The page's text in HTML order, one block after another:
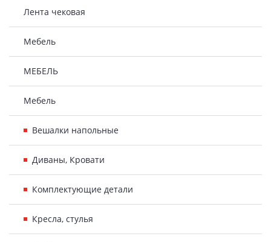
Лента чековая
Мебель
МЕБЕЛЬ
Мебель
Вешалки напольные
Диваны, Кровати
Комплектующие детали
Кресла, стулья